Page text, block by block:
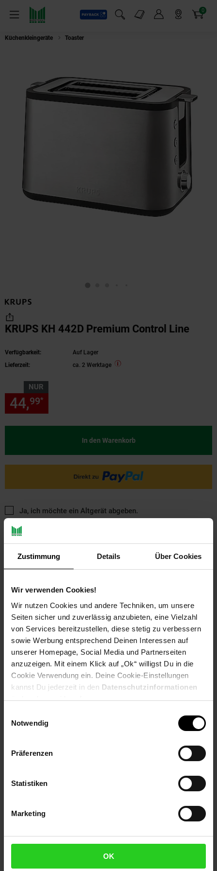
Zustimmung Details Über Cookies
Wir verwenden Cookies!
Wir nutzen Cookies und andere Techniken, um unsere
Seiten sicher und zuverlässig anzubieten, eine Vielzahl
von Services bereitzustellen, diese stetig zu verbessern
sowie Werbung entsprechend Deinen Interessen auf
unserer Homepage, Social Media und Partnerseiten
anzuzeigen. Mit einem Klick auf „Ok“ willigst Du in die
Cookie Verwendung ein. Deine Cookie-Einstellungen
kannst Du jederzeit in den Datenschutzinformationen
ändern bzw. widerrufen.
Notwendig
Präferenzen
Statistiken
Marketing
OK
Menü
Payback
Suchfeld einblenden
Markt-Angebote 0
Artikel
Küchenkleingeräte Toaster
KRUPS KH 442D Premium Control Line
Verfügbarkeit:
Auf Lager
Lieferzeit:
ca. 2 Werktage
NUR
44,99*
In den Warenkorb
Ja, ich möchte ein Altgerät abgeben.
PAYBACK
Payback Punkte Basis°Punkte:
22
Extra°Punkte:
0
Produktbeschreibung
elegantem Edelstahlgehäuse, der perfekt in jede Küche passt.
Genießen Sie Ihr Frühstück mit perfekt gebräuntem Toast dank
Artikelnummer: 3091907000
Artikel gehört zur Kategorie: